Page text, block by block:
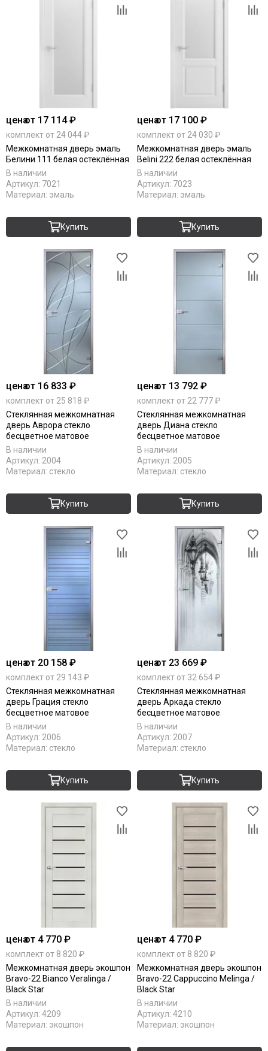
ценаот 17 114 ₽
комплект от 24 044 ₽
Межкомнатная дверь эмаль
Белини 111 белая остеклённая
В наличии
Артикул: 7021
Материал: эмаль
Купить
ценаот 17 100 ₽
комплект от 24 030 ₽
Межкомнатная дверь эмаль
Belini 222 белая остеклённая
В наличии
Артикул: 7023
Материал: эмаль
Купить
ценаот 16 833 ₽
комплект от 25 818 ₽
Стеклянная межкомнатная
дверь Аврора стекло
бесцветное матовое
В наличии
Артикул: 2004
Материал: стекло
Купить
ценаот 13 792 ₽
комплект от 22 777 ₽
Стеклянная межкомнатная
дверь Диана стекло
бесцветное матовое
В наличии
Артикул: 2005
Материал: стекло
Купить
ценаот 20 158 ₽
комплект от 29 143 ₽
Стеклянная межкомнатная
дверь Грация стекло
бесцветное матовое
В наличии
Артикул: 2006
Материал: стекло
Купить
ценаот 23 669 ₽
комплект от 32 654 ₽
Стеклянная межкомнатная
дверь Аркада стекло
бесцветное матовое
В наличии
Артикул: 2007
Материал: стекло
Купить
ценаот 4 770 ₽
комплект от 8 820 ₽
Межкомнатная дверь экошпон
Bravo-22 Bianco Veralinga /
Black Star
В наличии
Артикул: 4209
Материал: экошпон
ценаот 4 770 ₽
комплект от 8 820 ₽
Межкомнатная дверь экошпон
Bravo-22 Cappuccino Melinga /
Black Star
В наличии
Артикул: 4210
Материал: экошпон